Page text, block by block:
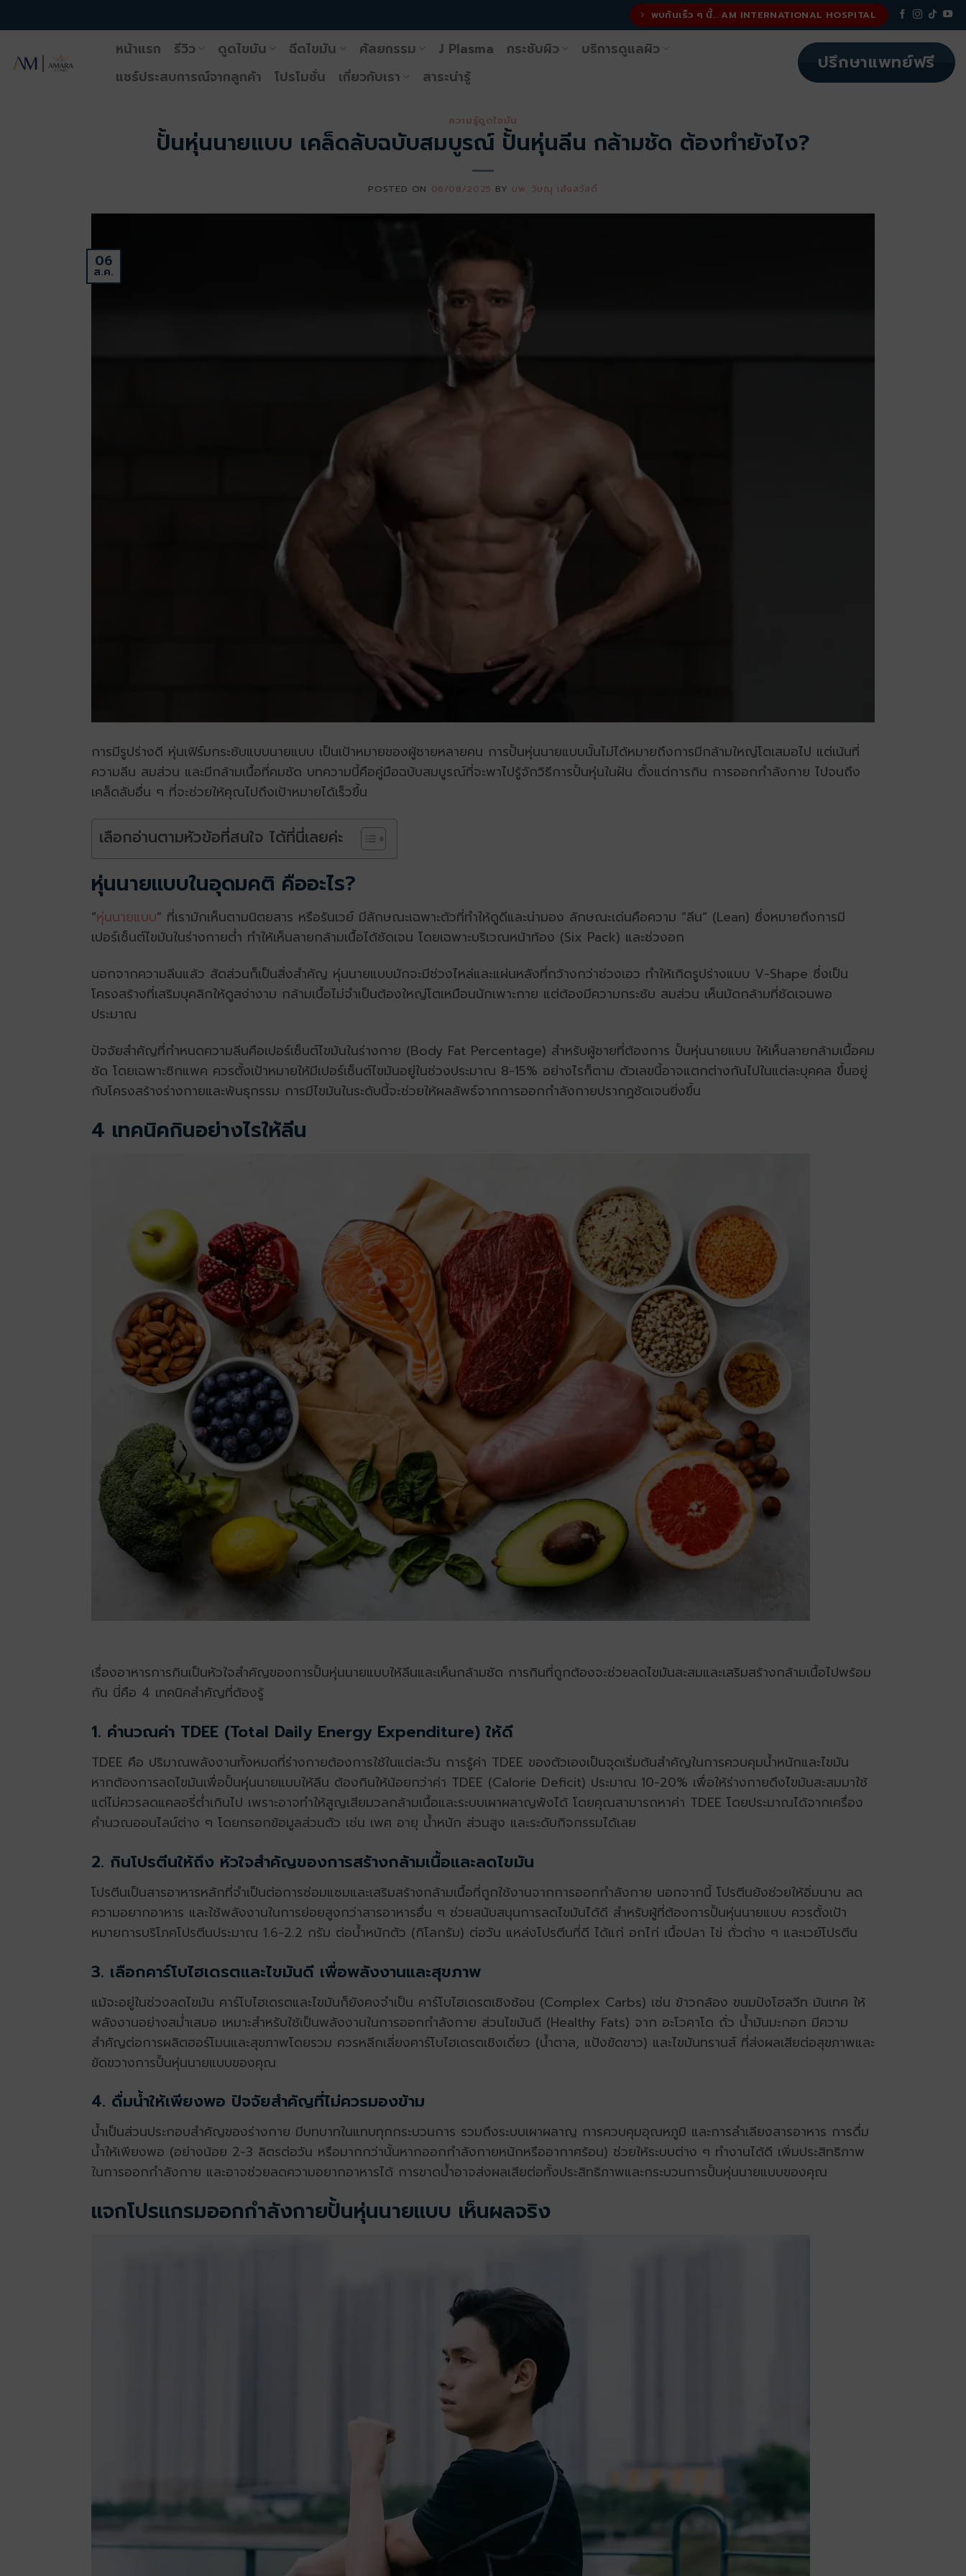
ไป
เนื้อหา
พบกันเร็ว ๆ นี้... AM INTERNATIONAL HOSPITAL
หน้าแรก รีวิว ดูดไขมัน ฉีดไขมัน ศัลยกรรม J Plasma กระชับผิว
บริการดูแลผิว
แชร์ประสบการณ์จากลูกค้า
โปรโมชั่น เกี่ยวกับเรา สาระน่ารู้
ปรึกษาแพทย์ฟรี
ความรู้ดูดไขมัน
ปั้นหุ่นนายแบบ เคล็ดลับฉบับสมบูรณ์ ปั้นหุ่นลีน กล้ามชัด ต้องทำยังไง?
POSTED ON 06/08/2025 BY นพ. วิษณุ เฮ้งสวัสดิ์
06
ส.ค.
การมีรูปร่างดี หุ่นเฟิร์มกระชับแบบนายแบบ เป็นเป้าหมายของผู้ชายหลายคน การปั้นหุ่นนายแบบนั้นไม่ได้หมายถึงการมีกล้ามใหญ่โตเสมอไป แต่เน้นที่
ความลีน สมส่วน และมีกล้ามเนื้อที่คมชัด บทความนี้คือคู่มือฉบับสมบูรณ์ที่จะพาไปรู้จักวิธีการปั้นหุ่นในฝัน ตั้งแต่การกิน การออกกำลังกาย ไปจนถึง
เคล็ดลับอื่น ๆ ที่จะช่วยให้คุณไปถึงเป้าหมายได้เร็วขึ้น
เลือกอ่านตามหัวข้อที่สนใจ ได้ที่นี่เลยค่ะ
หุ่นนายแบบในอุดมคติ คืออะไร?
“หุ่นนายแบบ” ที่เรามักเห็นตามนิตยสาร หรือรันเวย์ มีลักษณะเฉพาะตัวที่ทำให้ดูดีและน่ามอง ลักษณะเด่นคือความ “ลีน” (Lean) ซึ่งหมายถึงการมี
เปอร์เซ็นต์ไขมันในร่างกายต่ำ ทำให้เห็นลายกล้ามเนื้อได้ชัดเจน โดยเฉพาะบริเวณหน้าท้อง (Six Pack) และช่วงอก
นอกจากความลีนแล้ว สัดส่วนก็เป็นสิ่งสำคัญ หุ่นนายแบบมักจะมีช่วงไหล่และแผ่นหลังที่กว้างกว่าช่วงเอว ทำให้เกิดรูปร่างแบบ V-Shape ซึ่งเป็น
โครงสร้างที่เสริมบุคลิกให้ดูสง่างาม กล้ามเนื้อไม่จำเป็นต้องใหญ่โตเหมือนนักเพาะกาย แต่ต้องมีความกระชับ สมส่วน เห็นมัดกล้ามที่ชัดเจนพอ
ประมาณ
ปัจจัยสำคัญที่กำหนดความลีนคือเปอร์เซ็นต์ไขมันในร่างกาย (Body Fat Percentage) สำหรับผู้ชายที่ต้องการ ปั้นหุ่นนายแบบ ให้เห็นลายกล้ามเนื้อคม
ชัด โดยเฉพาะซิกแพค ควรตั้งเป้าหมายให้มีเปอร์เซ็นต์ไขมันอยู่ในช่วงประมาณ 8-15% อย่างไรก็ตาม ตัวเลขนี้อาจแตกต่างกันไปในแต่ละบุคคล ขึ้นอยู่
กับโครงสร้างร่างกายและพันธุกรรม การมีไขมันในระดับนี้จะช่วยให้ผลลัพธ์จากการออกกำลังกายปรากฏชัดเจนยิ่งขึ้น
4 เทคนิคกินอย่างไรให้ลีน
เรื่องอาหารการกินเป็นหัวใจสำคัญของการปั้นหุ่นนายแบบให้ลีนและเห็นกล้ามชัด การกินที่ถูกต้องจะช่วยลดไขมันสะสมและเสริมสร้างกล้ามเนื้อไปพร้อม
กัน นี่คือ 4 เทคนิคสำคัญที่ต้องรู้
1. คำนวณค่า TDEE (Total Daily Energy Expenditure) ให้ดี
TDEE คือ ปริมาณพลังงานทั้งหมดที่ร่างกายต้องการใช้ในแต่ละวัน การรู้ค่า TDEE ของตัวเองเป็นจุดเริ่มต้นสำคัญในการควบคุมน้ำหนักและไขมัน
หากต้องการลดไขมันเพื่อปั้นหุ่นนายแบบให้ลีน ต้องกินให้น้อยกว่าค่า TDEE (Calorie Deficit) ประมาณ 10-20% เพื่อให้ร่างกายดึงไขมันสะสมมาใช้
แต่ไม่ควรลดแคลอรี่ต่ำเกินไป เพราะอาจทำให้สูญเสียมวลกล้ามเนื้อและระบบเผาผลาญพังได้ โดยคุณสามารถหาค่า TDEE โดยประมาณได้จากเครื่อง
คำนวณออนไลน์ต่าง ๆ โดยกรอกข้อมูลส่วนตัว เช่น เพศ อายุ น้ำหนัก ส่วนสูง และระดับกิจกรรมได้เลย
2. กินโปรตีนให้ถึง หัวใจสำคัญของการสร้างกล้ามเนื้อและลดไขมัน
โปรตีนเป็นสารอาหารหลักที่จำเป็นต่อการซ่อมแซมและเสริมสร้างกล้ามเนื้อที่ถูกใช้งานจากการออกกำลังกาย นอกจากนี้ โปรตีนยังช่วยให้อิ่มนาน ลด
ความอยากอาหาร และใช้พลังงานในการย่อยสูงกว่าสารอาหารอื่น ๆ ช่วยสนับสนุนการลดไขมันได้ดี สำหรับผู้ที่ต้องการปั้นหุ่นนายแบบ ควรตั้งเป้า
หมายการบริโภคโปรตีนประมาณ 1.6-2.2 กรัม ต่อน้ำหนักตัว (กิโลกรัม) ต่อวัน แหล่งโปรตีนที่ดี ได้แก่ อกไก่ เนื้อปลา ไข่ ถั่วต่าง ๆ และเวย์โปรตีน
3. เลือกคาร์โบไฮเดรตและไขมันดี เพื่อพลังงานและสุขภาพ
แม้จะอยู่ในช่วงลดไขมัน คาร์โบไฮเดรตและไขมันก็ยังคงจำเป็น คาร์โบไฮเดรตเชิงซ้อน (Complex Carbs) เช่น ข้าวกล้อง ขนมปังโฮลวีท มันเทศ ให้
พลังงานอย่างสม่ำเสมอ เหมาะสำหรับใช้เป็นพลังงานในการออกกำลังกาย ส่วนไขมันดี (Healthy Fats) จาก อะโวคาโด ถั่ว น้ำมันมะกอก มีความ
สำคัญต่อการผลิตฮอร์โมนและสุขภาพโดยรวม ควรหลีกเลี่ยงคาร์โบไฮเดรตเชิงเดี่ยว (น้ำตาล, แป้งขัดขาว) และไขมันทรานส์ ที่ส่งผลเสียต่อสุขภาพและ
ขัดขวางการปั้นหุ่นนายแบบของคุณ
4. ดื่มน้ำให้เพียงพอ ปัจจัยสำคัญที่ไม่ควรมองข้าม
น้ำเป็นส่วนประกอบสำคัญของร่างกาย มีบทบาทในแทบทุกกระบวนการ รวมถึงระบบเผาผลาญ การควบคุมอุณหภูมิ และการลำเลียงสารอาหาร การดื่ม
น้ำให้เพียงพอ (อย่างน้อย 2-3 ลิตรต่อวัน หรือมากกว่านั้นหากออกกำลังกายหนักหรืออากาศร้อน) ช่วยให้ระบบต่าง ๆ ทำงานได้ดี เพิ่มประสิทธิภาพ
ในการออกกำลังกาย และอาจช่วยลดความอยากอาหารได้ การขาดน้ำอาจส่งผลเสียต่อทั้งประสิทธิภาพและกระบวนการปั้นหุ่นนายแบบของคุณ
แจกโปรแกรมออกกำลังกายปั้นหุ่นนายแบบ เห็นผลจริง